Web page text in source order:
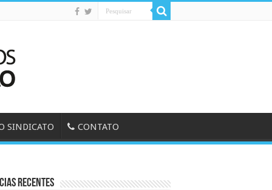
SINDICATO CONTATO
Recentes